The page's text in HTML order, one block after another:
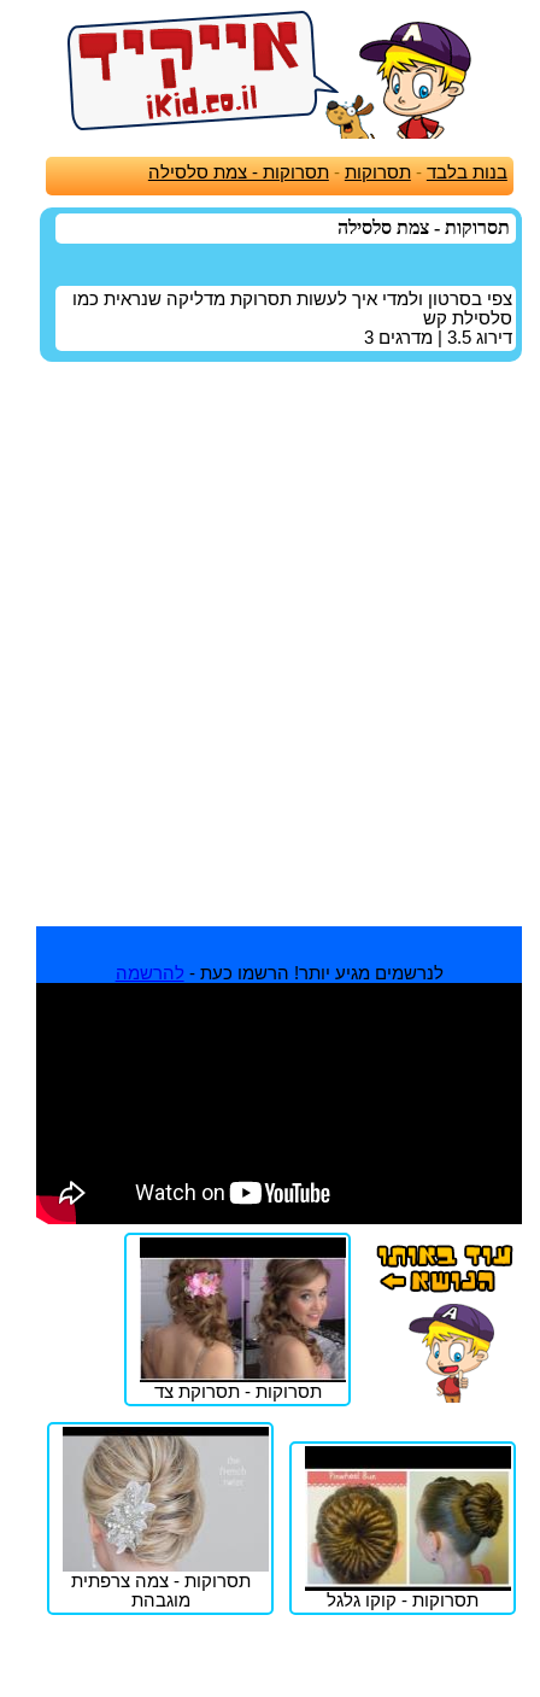
בנות בלבד -תסרוקות -תסרוקות - צמת סלסילה
תסרוקות - צמת סלסילה
צפי בסרטון ולמדי איך לעשות תסרוקת מדליקה שנראית כמו
סלסילת קש
דירוג 3.5 | מדרגים 3
לנרשמים מגיע יותר! הרשמו כעת - להרשמה
תסרוקות - תסרוקת צד
תסרוקות - קוקו גלגל
תסרוקות - צמה צרפתית
מוגבהת